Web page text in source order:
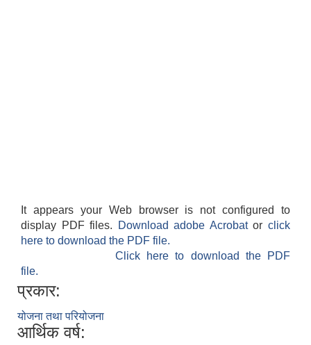
It appears your Web browser is not configured to
display PDF files.
Download adobe Acrobatorclick
here to download the PDF file.
Click here to download the PDF
file.
प्रकार:
योजना तथा परियोजना
आर्थिक वर्ष: